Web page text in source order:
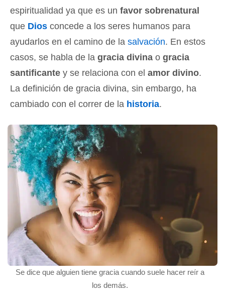
espiritualidad ya que es un favor sobrenatural
que Dios concede a los seres humanos para
ayudarlos en el camino de la salvación. En estos
casos, se habla de la gracia divina o gracia
santificante y se relaciona con el amor divino.
La definición de gracia divina, sin embargo, ha
cambiado con el correr de la historia.
Se dice que alguien tiene gracia cuando suele hacer reír a
los demás.